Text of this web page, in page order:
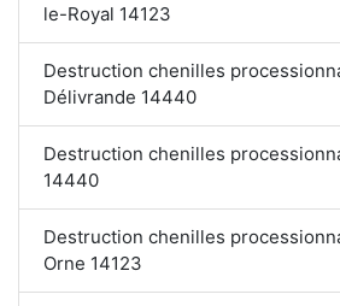
le-Royal 14123
Destruction chenilles
Délivrande 14440
Destruction chenilles
14440
Destruction chenilles
Orne 14123